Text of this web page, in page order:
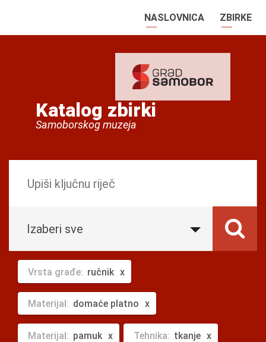
NASLOVNICA ZBIRKE
Katalog zbirki
Samoborskog muzeja
Izaberi sve
Vrsta građe: ručnik
Materijal: domaće platno
Materijal: pamuk Tehnika: tkanje